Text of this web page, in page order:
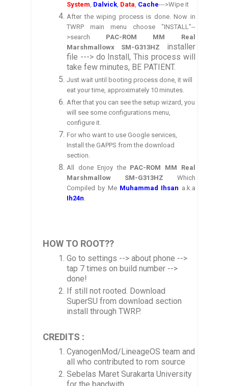
System, Dalvick, Data, Cache--->Wipe it
After the wiping process is done. Now in
TWRP main menu choose "INSTALL"--
>search PAC-ROM MM Real
Marshmallowx SM-G313HZ
installer
file ---> do Install, This process will
take few minutes, BE PATIENT.
Just wait until booting process done, it will
eat your time, approximately 10 minutes.
After that you can see the setup wizard, you
will see some configurations menu,
configure it.
For who want to use Google services,
Install the GAPPS from the download
section.
All done Enjoy the PAC-ROM MM Real
Marshmallow SM-G313HZ
Which
Compiled by Me Muhammad Ihsan a.k.a
Ih24n.
HOW TO ROOT??
Go to settings --> about phone -->
tap 7 times on build number -->
done!
If still not rooted. Download
SuperSU from download section
install through TWRP.
CREDITS :
CyanogenMod/LineageOS team and
all who contributed to rom source
Sebelas Maret Surakarta University
for the bandwith